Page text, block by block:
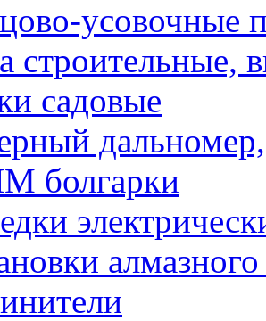
усовочные
строительные,
садовые
дальномер,
болгарки